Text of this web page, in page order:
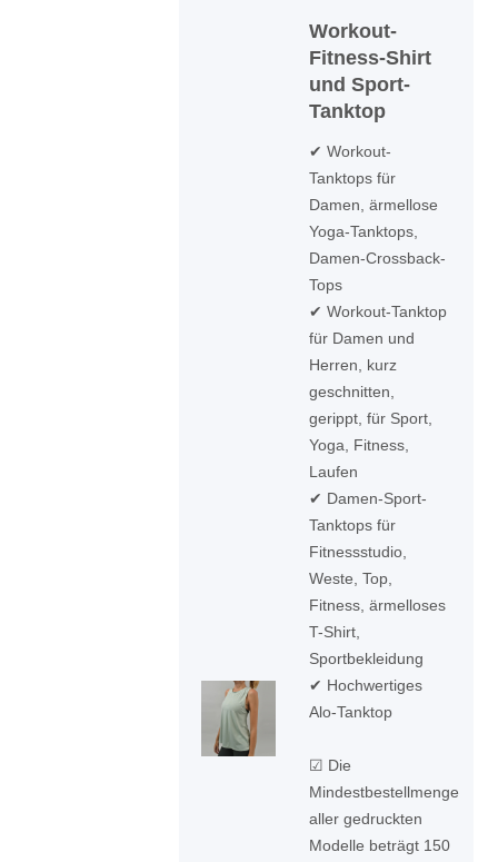
Workout-
Fitness-Shirt
und Sport-
Tanktop
✔ Workout-
Tanktops für
Damen, ärmellose
Yoga-Tanktops,
Damen-Crossback-
Tops
✔ Workout-Tanktop
für Damen und
Herren, kurz
geschnitten,
gerippt, für Sport,
Yoga, Fitness,
Laufen
✔ Damen-Sport-
Tanktops für
Fitnessstudio,
Weste, Top,
Fitness, ärmelloses
T-Shirt,
Sportbekleidung
✔ Hochwertiges
Alo-Tanktop
☑ Die
Mindestbestellmenge
aller gedruckten
Modelle beträgt 150